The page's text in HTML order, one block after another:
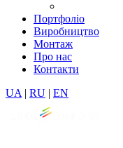
Портфоліо
Виробництво
Монтаж
Про нас
Контакти
UA | RU | EN